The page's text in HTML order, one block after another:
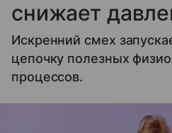
снижает
Искренний смех
цепочку полезных
процессов.